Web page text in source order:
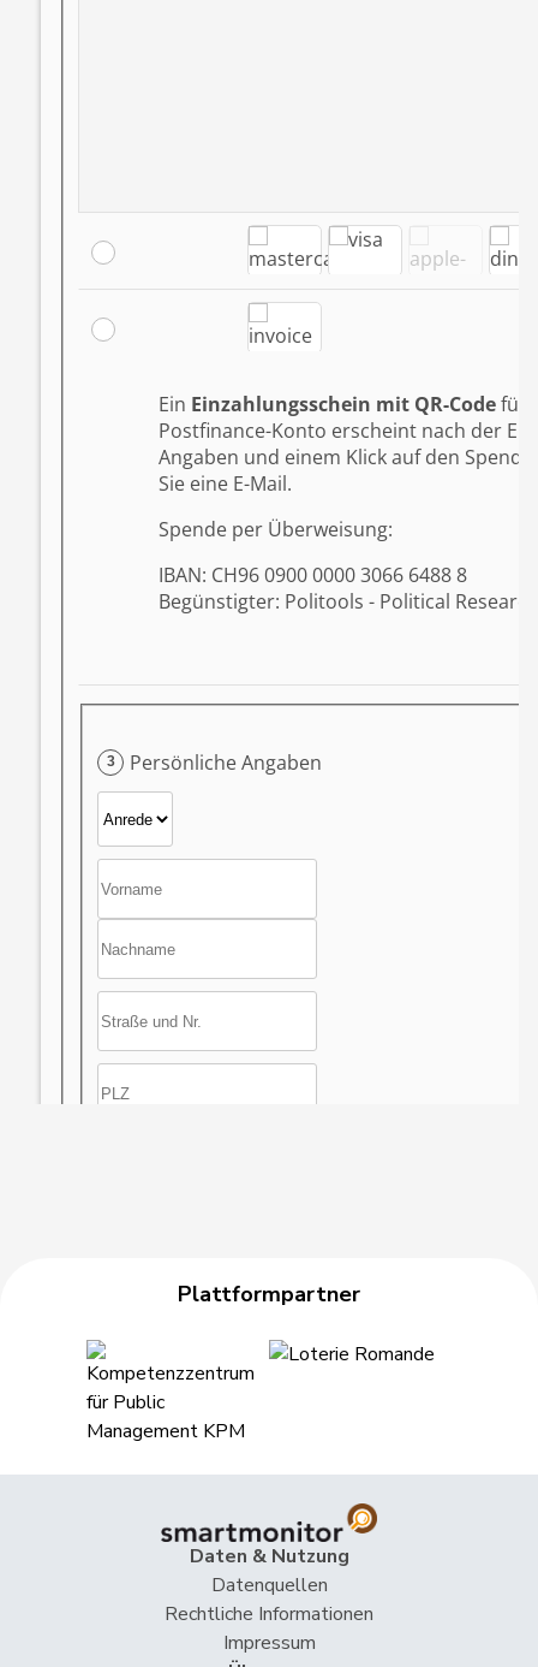
Plattformpartner
Daten & Nutzung
Datenquellen
Rechtliche Informationen
Impressum